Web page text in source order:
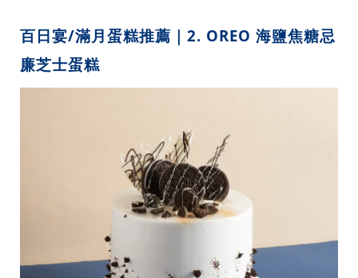
百日宴/滿月蛋糕推薦｜2. OREO 海鹽焦糖忌
廉芝士蛋糕